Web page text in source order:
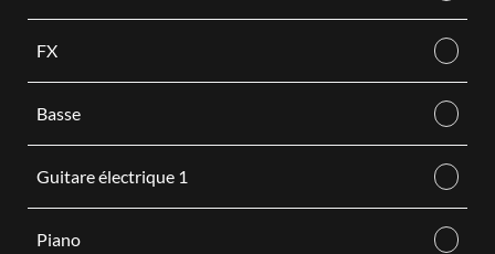
FX
Basse
Guitare électrique 1
Piano